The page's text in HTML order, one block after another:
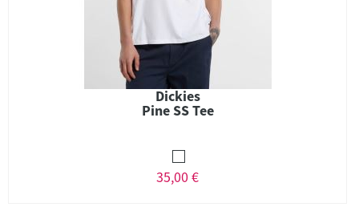
Dickies
Pine SS Tee
35,00 €